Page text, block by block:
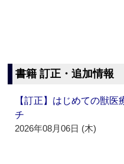
書籍 訂正・追加情報
【訂正】はじめての獣
チ
2026年08月06日 (木)